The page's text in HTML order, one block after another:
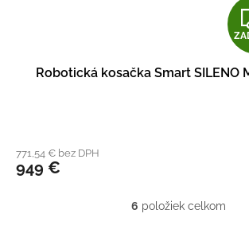
Robotická kosačka Smart SILENO
771,54 € bez DPH
949 €
O
6 položiek celkom